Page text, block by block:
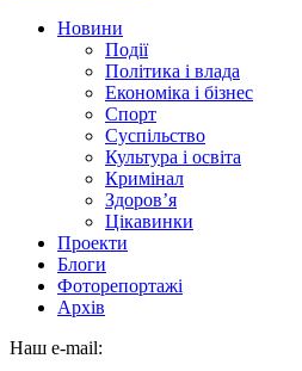
Новини
Події
Політика і влада
Економіка і бізнес
Спорт
Суспільство
Культура і освіта
Кримінал
Здоров’я
Цікавинки
Проекти
Блоги
Фоторепортажі
Архів
Наш e-mail: